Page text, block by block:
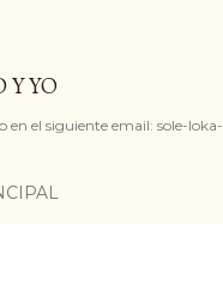
Y YO
en el siguiente email: sole-loka-